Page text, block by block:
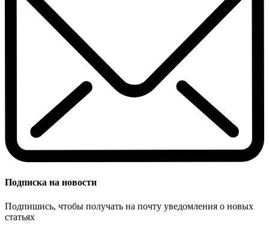
Подписка на новости
Подпишись, чтобы получать на почту уведомления о новых
статьях